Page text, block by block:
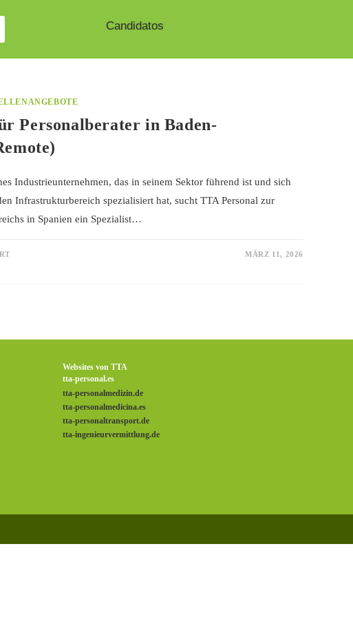
Candidatos
Personalberater in Baden-
Industrieunternehmen, das in seinem Sektor führend ist und sich
Infrastrukturbereich spezialisiert hat, sucht TTA Personal zur
in Spanien ein Spezialist…
MÄRZ 11, 2026
Websites von TTA
tta-personal.es
tta-personalmedizin.de
tta-personalmedicina.es
tta-personaltransport.de
tta-ingenieurvermittlung.de